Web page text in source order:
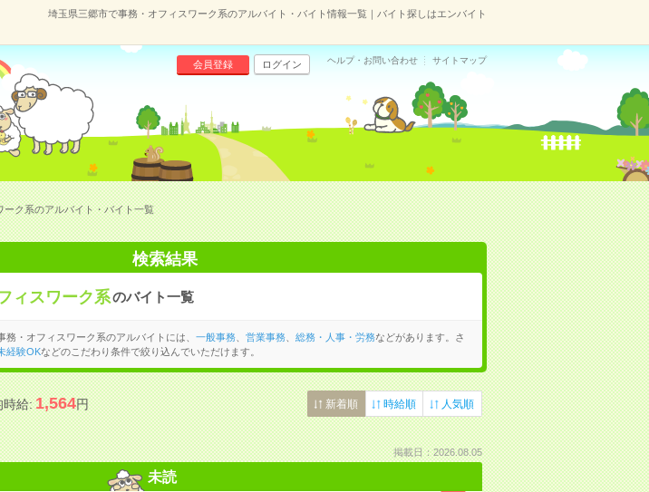
埼玉県三郷市で事務・オフィスワーク系のアルバイト・バイト情報一覧｜バイト探しはエンバイト
会員登録 ログイン ヘルプ・お問い合わせ サイトマップ
ク系のアルバイト・バイト一覧
検索結果
ィスワーク系のバイト一覧
・オフィスワーク系のアルバイトには、 一般事務、 営業事務、 総務・人事・労務などがあります。さ
経験OKなどのこだわり条件で絞り込んでいただけます。
時給:1,564円 新着順 時給順 人気順
掲載日：2026.08.05
未読